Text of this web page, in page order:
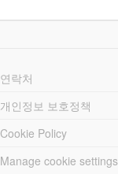
연락처
개인정보 보호정책
Cookie Policy
Manage cookie settings